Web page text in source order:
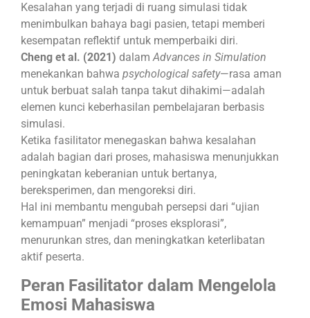
Kesalahan yang terjadi di ruang simulasi tidak
menimbulkan bahaya bagi pasien, tetapi memberi
kesempatan reflektif untuk memperbaiki diri.
Cheng et al. (2021) dalamAdvances in Simulation
menekankan bahwa psychological safety—rasa aman
untuk berbuat salah tanpa takut dihakimi—adalah
elemen kunci keberhasilan pembelajaran berbasis
simulasi.
Ketika fasilitator menegaskan bahwa kesalahan
adalah bagian dari proses, mahasiswa menunjukkan
peningkatan keberanian untuk bertanya,
bereksperimen, dan mengoreksi diri.
Hal ini membantu mengubah persepsi dari “ujian
kemampuan” menjadi “proses eksplorasi”,
menurunkan stres, dan meningkatkan keterlibatan
aktif peserta.
Peran Fasilitator dalam Mengelola
Emosi Mahasiswa